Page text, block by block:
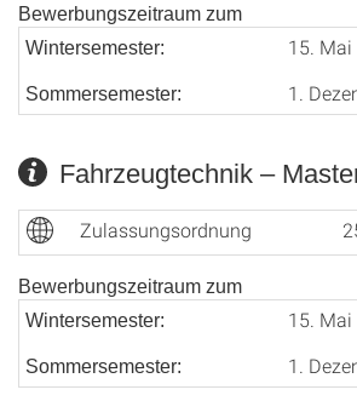
Bewerbungszeitraum zum
Wintersemester:
15.
Sommersemester: 1.
Fahrzeugtechnik –
Zulassungsordnung
Bewerbungszeitraum zum
Wintersemester:
15.
Sommersemester: 1.